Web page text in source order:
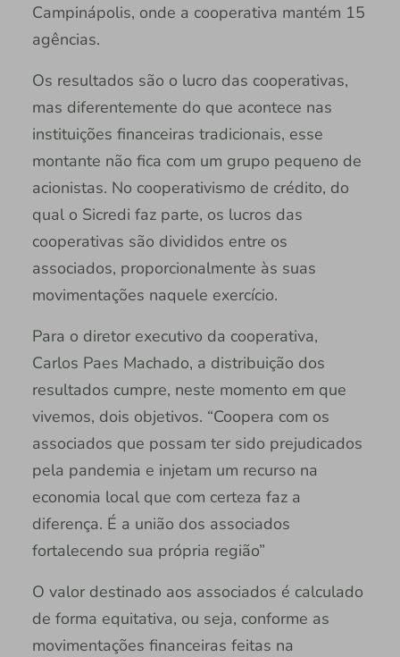
Campinápolis, onde a cooperativa mantém 15
agências.
Os resultados são o lucro das cooperativas,
mas diferentemente do que acontece nas
instituições financeiras tradicionais, esse
montante não fica com um grupo pequeno de
acionistas. No cooperativismo de crédito, do
qual o Sicredi faz parte, os lucros das
cooperativas são divididos entre os
associados, proporcionalmente às suas
movimentações naquele exercício.
Para o diretor executivo da cooperativa,
Carlos Paes Machado, a distribuição dos
resultados cumpre, neste momento em que
vivemos, dois objetivos. “Coopera com os
associados que possam ter sido prejudicados
pela pandemia e injetam um recurso na
economia local que com certeza faz a
diferença. É a união dos associados
fortalecendo sua própria região”
O valor destinado aos associados é calculado
de forma equitativa, ou seja, conforme as
movimentações financeiras feitas na